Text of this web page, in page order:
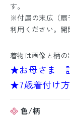
す。
※付属の末広（扇
利用ください。開
着物は画像と柄の
★お母さま
★7歳着付け
色/柄